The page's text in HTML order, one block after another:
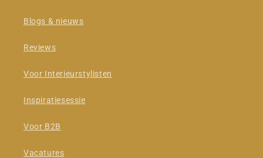
Blogs & nieuws
Reviews
Voor Interieurstylisten
Inspiratiesessie
Voor B2B
Vacatures